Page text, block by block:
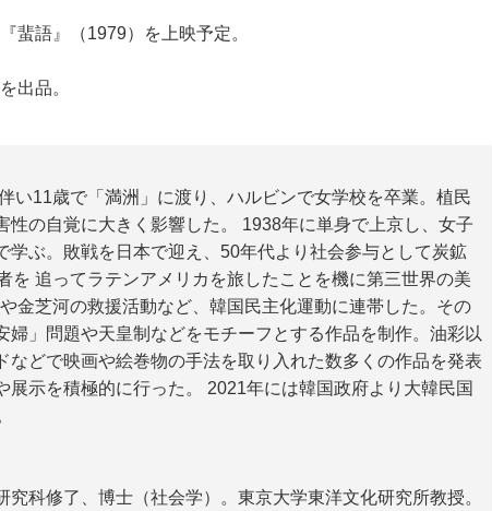
蜚語』（1979）を上映予定。
出品。
い11歳で「満洲」に渡り、ハルビンで女学校を卒業。植民
性の自覚に大きく影響した。 1938年に単身で上京し、女子
学ぶ。敗戦を日本で迎え、50年代より社会参与として炭鉱
を 追ってラテンアメリカを旅したことを機に第三世界の美
金芝河の救援活動など、韓国民主化運動に連帯した。その
婦」問題や天皇制などをモチーフとする作品を制作。油彩以
などで映画や絵巻物の手法を取り入れた数多くの作品を発表
展示を積極的に行った。 2021年には韓国政府より大韓民国
科修了、博士（社会学）。東京大学東洋文化研究所教授。